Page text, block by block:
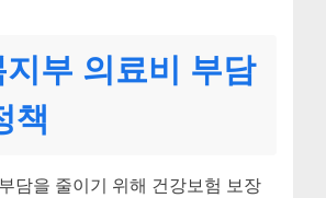
지부 의료비 부담
책
담을 줄이기 위해 건강보험 보장